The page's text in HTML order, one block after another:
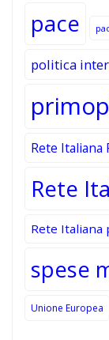
pace
politica
Rete Italiana
Rete
Rete Italiana
spese
Unione Europea